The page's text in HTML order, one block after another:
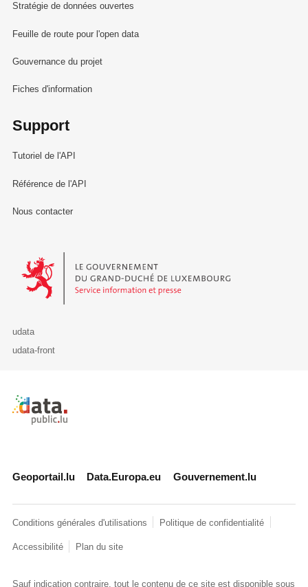
Stratégie de données ouvertes
Feuille de route pour l'open data
Gouvernance du projet
Fiches d'information
Support
Tutoriel de l'API
Référence de l'API
Nous contacter
Le Gouvernement du Grand-Duché de Luxembourg - Service
udata
udata-front
Retour à l'accueil de data.public.lu
Geoportail.lu Data.Europa.eu Gouvernement.lu
Conditions générales d'utilisations Politique de confidentialité
Accessibilité Plan du site
Sauf indication contraire, tout le contenu de ce site est disponible sous